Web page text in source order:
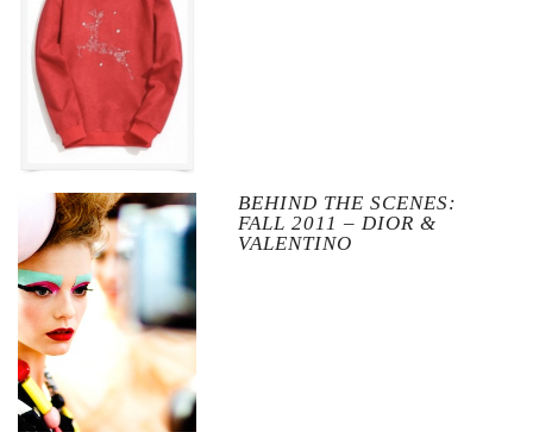
BEHIND THE SCENES:
FALL 2011 – DIOR &
VALENTINO